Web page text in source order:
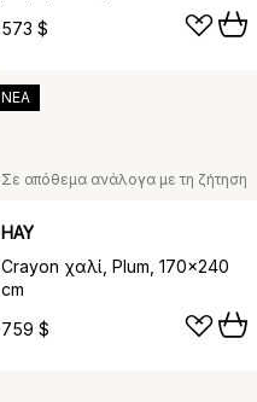
573 $
Σε απόθεμα ανάλογα με τη ζήτηση
HAY
Crayon χαλί, Plum, 170x240
cm
759 $
ΝΕΑ